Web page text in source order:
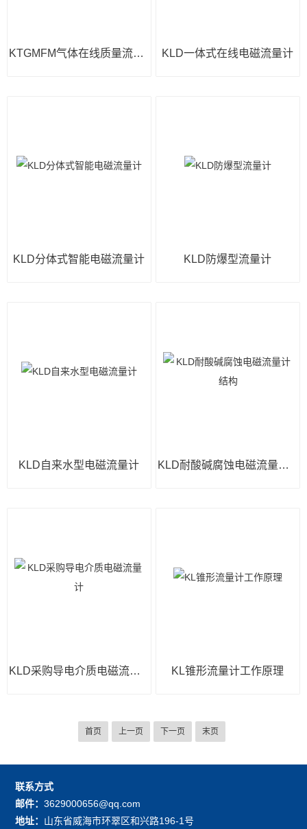
KTGMFM气体在线质量流量计 KLD一体式在线电磁流量计
KLD分体式智能电磁流量计 KLD防爆型流量计
KLD自来水型电磁流量计 KLD耐酸碱腐蚀电磁流量计结构
KLD采购导电介质电磁流量计 KL锥形流量计工作原理
首页 上一页 下一页 末页
联系方式
邮件：3629000656@qq.com
地址： 山东省威海市环翠区和兴路196-1号